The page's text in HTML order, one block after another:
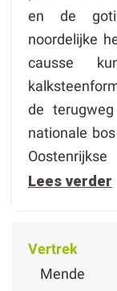
en de
noordelijke
causse
de
nationale
Lees verder
Vertrek
Mende